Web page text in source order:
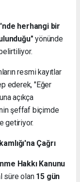
herhangi bir
yönünde
resmi kayıtlar
ederek, "Eğer
açıkça
şeffaf biçimde
getiriyor.
Çağrı
Hakkı Kanunu
süre olan 15 gün